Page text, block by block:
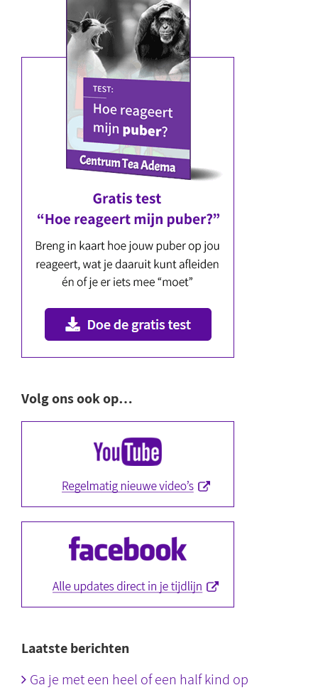
Volg ons ook op…
Laatste berichten
Ga je met een heel of een half kind op